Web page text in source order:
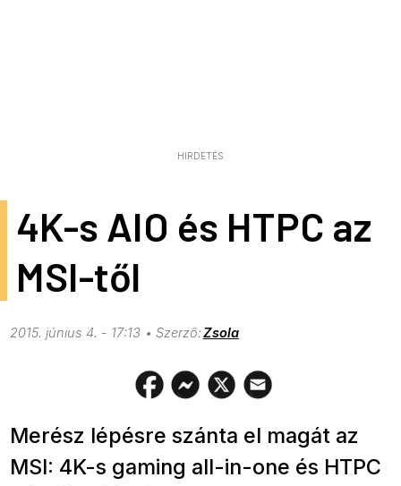
HIRDETÉS
4K-s AIO és HTPC az
MSI-től
2015. június 4. - 17:13 Zsola
Merész lépésre szánta el magát az
MSI: 4K-s gaming all-in-one és HTPC